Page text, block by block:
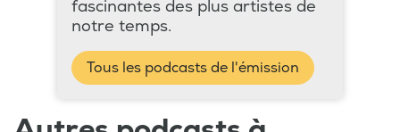
fascinantes des plus artistes de
notre temps.
Tous les podcasts de l'émission